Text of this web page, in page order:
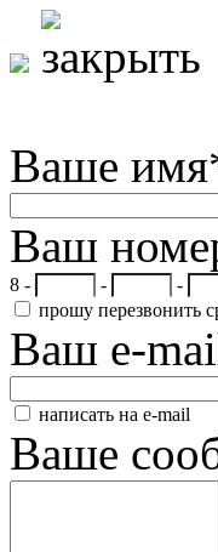
Ваше имя
Ваш
8 - - -
прошу перезвонить
Ваш e-
написать на e-mail
Ваше